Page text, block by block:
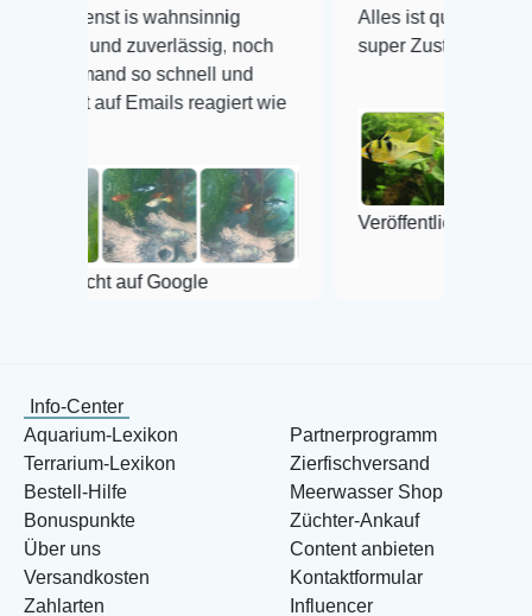
wahnsinnig
zuverlässig, noch
so schnell und
Emails reagiert wie
Google
Alles ist quick lebendig und im
super Zustand. Gerne wieder 😃
Veröffentlicht auf Google
Info-Center
Aquarium-Lexikon
Terrarium-Lexikon
Bestell-Hilfe
Bonuspunkte
Über uns
Versandkosten
Zahlarten
Partnerprogramm
Zierfischversand
Meerwasser Shop
Züchter-Ankauf
Content anbieten
Kontaktformular
Influencer